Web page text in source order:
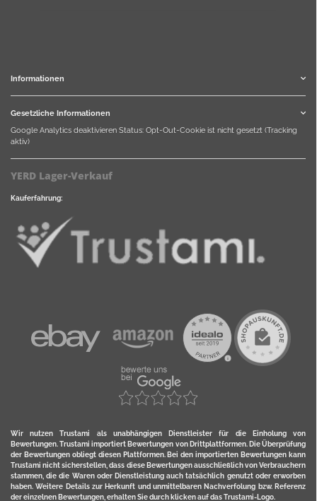
Informationen
Gesetzliche Informationen
Google Analytics deaktivieren Status: Opt-Out-Cookie ist nicht gesetzt (Tracking
aktiv)
YERD Lager-Verkauf
Kauferfahrung:
Wir nutzen Trustami als unabhängigen Dienstleister für die Einholung von
Bewertungen. Trustami importiert Bewertungen von Drittplattformen. Die Überprüfung
der Bewertungen obliegt diesen Plattformen. Bei den importierten Bewertungen kann
Trustami nicht sicherstellen, dass diese Bewertungen ausschließlich von Verbrauchern
stammen, die die Waren oder Dienstleistung auch tatsächlich genutzt oder erworben
haben. Weitere Details zur Herkunft und unmittelbaren Nachverfolung bzw. Referenz
der einzelnen Bewertungen, erhalten Sie durch klicken auf das Trustami-Logo.